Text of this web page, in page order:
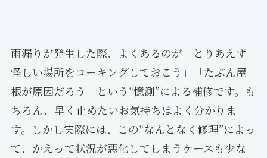
雨漏りが発生した際、よくあるのが「とりあえず
怪しい場所をコーキングしておこう」「たぶん屋
根が原因だろう」という“憶測”による補修です。も
ちろん、早く止めたいお気持ちはよく分かりま
す。しかし実際には、この“なんとなく修理”によっ
て、かえって状況が悪化してしまうケースも少な